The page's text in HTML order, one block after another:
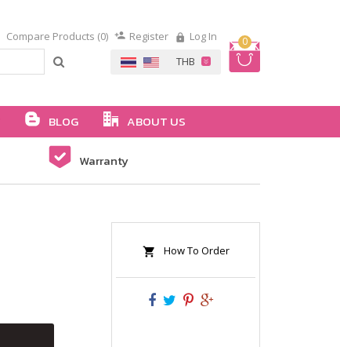
0
Compare Products (0) Register Log In
BLOG ABOUT US
Warranty
How To Order